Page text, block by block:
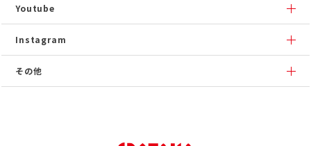
Youtube
Instagram
その他